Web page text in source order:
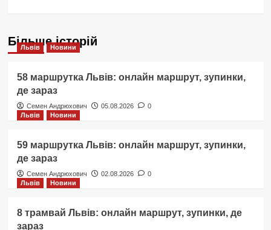
Більше історій
Львів Новини
58 маршрутка Львів: онлайн маршрут, зупинки,
де зараз
Семен Андрюхович 05.08.2026
0
Львів
Новини
59 маршрутка Львів: онлайн маршрут, зупинки,
де зараз
Семен Андрюхович 02.08.2026
0
Львів
Новини
8 трамвай Львів: онлайн маршрут, зупинки, де
зараз